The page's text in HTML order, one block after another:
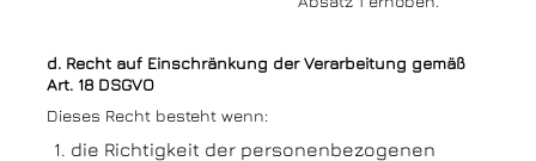
d. Recht auf Einschränkung der Verarbeitung gemäß
Art. 18 DSGVO
Dieses Recht besteht wenn:
die Richtigkeit der personenbezogenen